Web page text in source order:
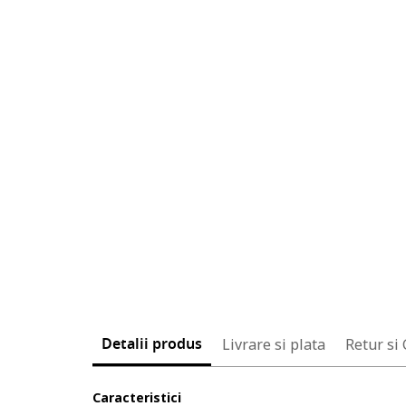
Detalii produs Livrare si plata Retur si
Caracteristici